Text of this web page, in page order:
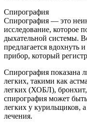
Спирография
Спирография — это
исследование, которое
дыхательной системы.
предлагается вдохнуть
прибор, который
Спирография показана
легких, такими как
легких (ХОБЛ),
спирография может
легких у курильщиков,
лечения.